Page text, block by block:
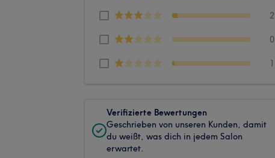
2
0
1
Verifizierte Bewertungen
Geschrieben von unseren Kunden, damit
du weißt, was dich in jedem Salon
erwartet.